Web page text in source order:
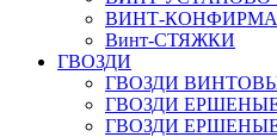
ВИНТ-
Винт-СТЯЖКИ
ГВОЗДИ
ГВОЗДИ
ГВОЗДИ
ГВОЗДИ